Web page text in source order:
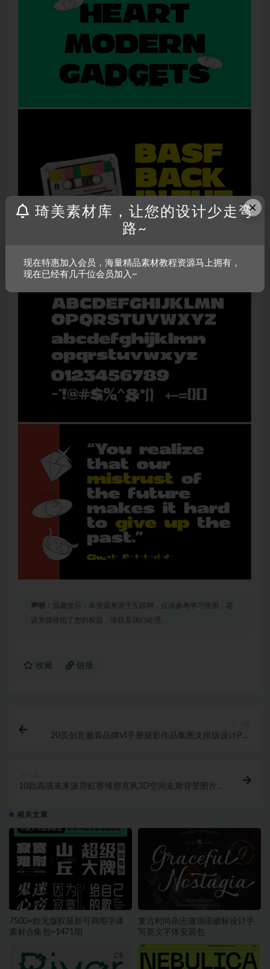
声明： 温馨提示：本资源来源于互联网，仅供参考学习使用，若
该资源侵犯了您的权益，请联系我们处理。
收藏 链接
20页创意服装品牌VI手册摄影作品集图文排版设计PPT
10款高清未来派霓虹赛博朋克风3D空间走廊背景图片
相关文章
7500+款无版权最新可商用字体
素材合集包~1471期
复古时尚杂志邀请函徽标设计手
写英文字体安装包
×
琦美素材库，让您的设计少走弯
路~
现在特惠加入会员，海量精品素材教程资源马上拥有，
现在已经有几千位会员加入~